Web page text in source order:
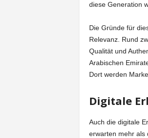
diese Generation
Die Gründe für
Relevanz. Rund
Qualität und
Arabischen
Dort werden
Digitale
Auch die digitale
erwarten mehr als